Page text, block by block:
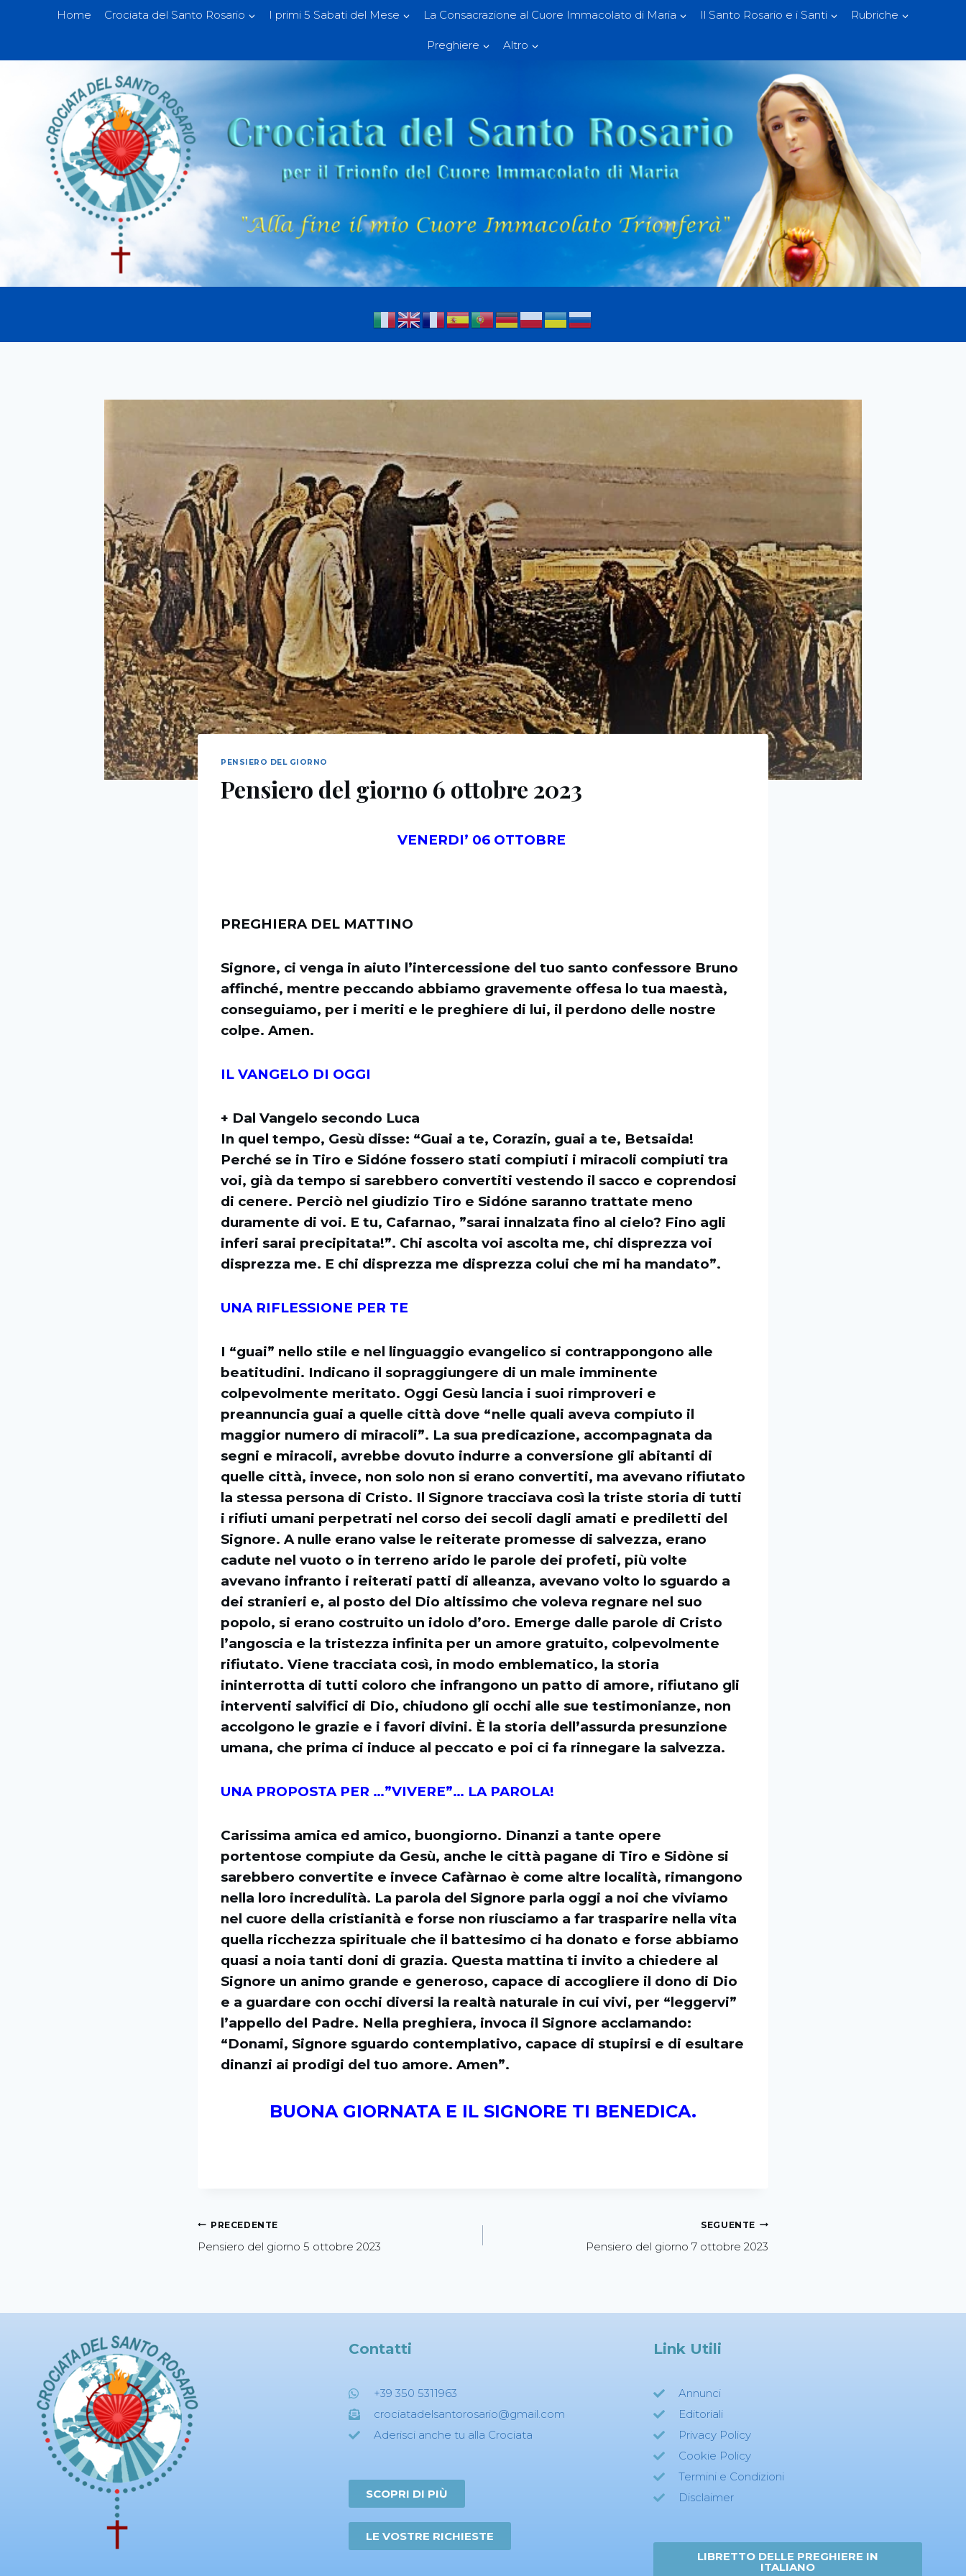
Home Crociata del Santo Rosario I primi 5 Sabati del Mese La Consacrazione al Cuore Immacolato di Maria Il Santo Rosario e i Santi Rubriche
Preghiere Altro
PENSIERO DEL GIORNO
Pensiero del giorno 6 ottobre 2023
VENERDI’ 06 OTTOBRE
PREGHIERA DEL MATTINO
Signore, ci venga in aiuto l’intercessione del tuo santo confessore Bruno
affinché, mentre peccando abbiamo gravemente offesa lo tua maestà,
conseguiamo, per i meriti e le preghiere di lui, il perdono delle nostre
colpe. Amen.
IL VANGELO DI OGGI
+ Dal Vangelo secondo Luca
In quel tempo, Gesù disse: “Guai a te, Corazin, guai a te, Betsaida!
Perché se in Tiro e Sidóne fossero stati compiuti i miracoli compiuti tra
voi, già da tempo si sarebbero convertiti vestendo il sacco e coprendosi
di cenere. Perciò nel giudizio Tiro e Sidóne saranno trattate meno
duramente di voi. E tu, Cafarnao, ”sarai innalzata fino al cielo? Fino agli
inferi sarai precipitata!”. Chi ascolta voi ascolta me, chi disprezza voi
disprezza me. E chi disprezza me disprezza colui che mi ha mandato”.
UNA RIFLESSIONE PER TE
I “guai” nello stile e nel linguaggio evangelico si contrappongono alle
beatitudini. Indicano il sopraggiungere di un male imminente
colpevolmente meritato. Oggi Gesù lancia i suoi rimproveri e
preannuncia guai a quelle città dove “nelle quali aveva compiuto il
maggior numero di miracoli”. La sua predicazione, accompagnata da
segni e miracoli, avrebbe dovuto indurre a conversione gli abitanti di
quelle città, invece, non solo non si erano convertiti, ma avevano rifiutato
la stessa persona di Cristo. Il Signore tracciava così la triste storia di tutti
i rifiuti umani perpetrati nel corso dei secoli dagli amati e prediletti del
Signore. A nulle erano valse le reiterate promesse di salvezza, erano
cadute nel vuoto o in terreno arido le parole dei profeti, più volte
avevano infranto i reiterati patti di alleanza, avevano volto lo sguardo a
dei stranieri e, al posto del Dio altissimo che voleva regnare nel suo
popolo, si erano costruito un idolo d’oro. Emerge dalle parole di Cristo
l’angoscia e la tristezza infinita per un amore gratuito, colpevolmente
rifiutato. Viene tracciata così, in modo emblematico, la storia
ininterrotta di tutti coloro che infrangono un patto di amore, rifiutano gli
interventi salvifici di Dio, chiudono gli occhi alle sue testimonianze, non
accolgono le grazie e i favori divini. È la storia dell’assurda presunzione
umana, che prima ci induce al peccato e poi ci fa rinnegare la salvezza.
UNA PROPOSTA PER …”VIVERE”… LA PAROLA!
Carissima amica ed amico, buongiorno. Dinanzi a tante opere
portentose compiute da Gesù, anche le città pagane di Tiro e Sidòne si
sarebbero convertite e invece Cafàrnao è come altre località, rimangono
nella loro incredulità. La parola del Signore parla oggi a noi che viviamo
nel cuore della cristianità e forse non riusciamo a far trasparire nella vita
quella ricchezza spirituale che il battesimo ci ha donato e forse abbiamo
quasi a noia tanti doni di grazia. Questa mattina ti invito a chiedere al
Signore un animo grande e generoso, capace di accogliere il dono di Dio
e a guardare con occhi diversi la realtà naturale in cui vivi, per “leggervi”
l’appello del Padre. Nella preghiera, invoca il Signore acclamando:
“Donami, Signore sguardo contemplativo, capace di stupirsi e di esultare
dinanzi ai prodigi del tuo amore. Amen”.
BUONA GIORNATA E IL SIGNORE TI BENEDICA.
PRECEDENTE
Pensiero del giorno 5 ottobre 2023
SEGUENTE
Pensiero del giorno 7 ottobre 2023
Contatti
+39 350 5311963
crociatadelsantorosario@gmail.com
Aderisci anche tu alla Crociata
SCOPRI DI PIÙ
LE VOSTRE RICHIESTE
Link Utili
Annunci
Editoriali
Privacy Policy
Cookie Policy
Termini e Condizioni
Disclaimer
LIBRETTO DELLE PREGHIERE IN
ITALIANO